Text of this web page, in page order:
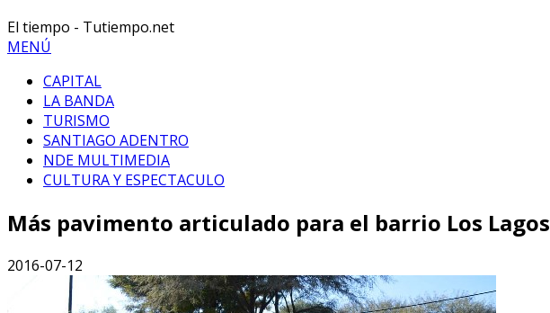
El tiempo - Tutiempo.net
MENÚ
CAPITAL
LA BANDA
TURISMO
SANTIAGO ADENTRO
NDE MULTIMEDIA
CULTURA Y ESPECTACULO
Más pavimento articulado para el barrio Los Lagos
2016-07-12